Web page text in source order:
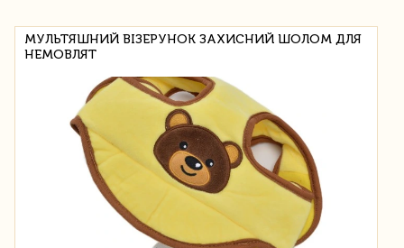
МУЛЬТЯШНИЙ ВІЗЕРУНОК ЗАХИСНИЙ ШОЛОМ ДЛЯ
НЕМОВЛЯТ